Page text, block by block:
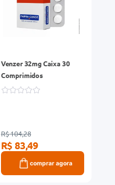
Venzer 32mg Caixa 30
Comprimidos
R$ 104,28
R$ 83,49
comprar agora